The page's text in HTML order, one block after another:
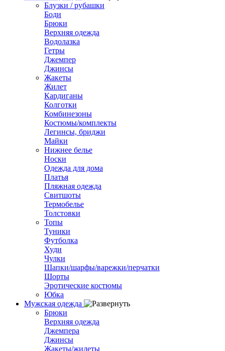
Блузки / рубашки
Боди
Брюки
Верхняя одежда
Водолазка
Гетры
Джемпер
Джинсы
Жакеты
Жилет
Кардиганы
Колготки
Комбинезоны
Костюмы/комплекты
Легинсы, бриджи
Майки
Нижнее белье
Носки
Одежда для дома
Платья
Пляжная одежда
Свитшоты
Термобелье
Толстовки
Топы
Туники
Футболка
Худи
Чулки
Шапки/шарфы/варежки/перчатки
Шорты
Эротические костюмы
Юбка
Мужская одежда
Брюки
Верхняя одежда
Джемпера
Джинсы
Жакеты/жилеты